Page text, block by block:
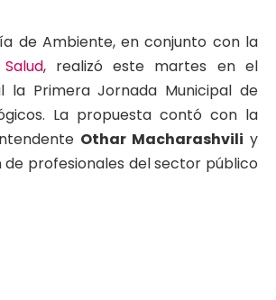
de Ambiente, en conjunto con la
Salud, realizó este martes en el
la Primera Jornada Municipal de
La propuesta contó con la
Othar Macharashvili y
profesionales del sector público